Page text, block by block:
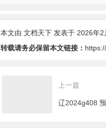
本文由 文档天下 发表于 2026年
转载请务必保留本文链接：
上一篇